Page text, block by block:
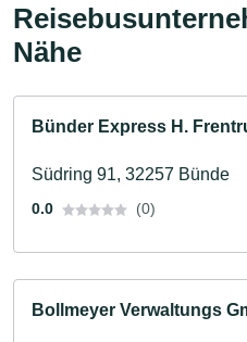
Nähe
Bünder Express H.
Südring 91, 32257 Bünde
0.0 (0)
Bollmeyer Verwaltungs